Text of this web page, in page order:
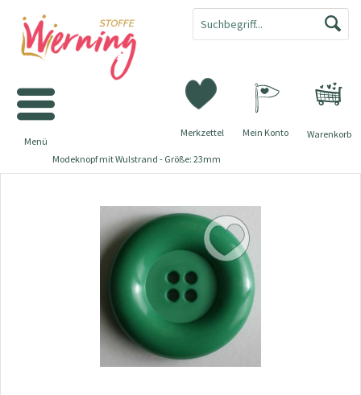
Warenkorb
Merkzettel Mein Konto
Menü
Modeknopf mit Wulstrand - Größe: 23mm